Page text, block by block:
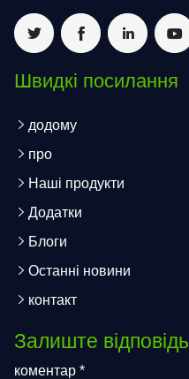
Швидкі посилання
додому
про
Наші продукти
Додатки
Блоги
Останні новини
контакт
Залиште відповідь
коментар *